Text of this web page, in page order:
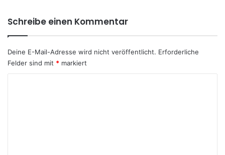
Schreibe einen Kommentar
Deine E-Mail-Adresse wird nicht veröffentlicht. Erforderliche
Felder sind mit * markiert